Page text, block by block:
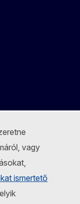
vagy
ismertető